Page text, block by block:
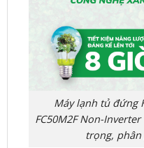
Máy lạnh tủ đứng
FC50M2F Non-
trọng,